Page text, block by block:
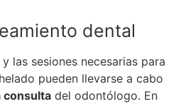
dental
y las sesiones necesarias para
pueden llevarse a cabo
consulta del odontólogo. En